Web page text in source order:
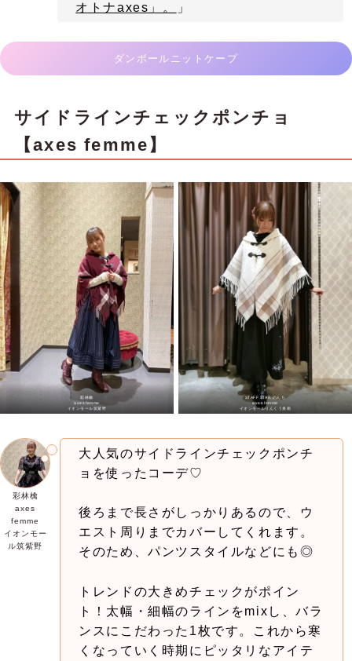
オトナaxes」。
」
ダンボールニットケープ
サイドラインチェックポンチョ
【axes femme】
彩林檎
axes femme
イオンモール筑紫野
STAFF STAR のんち
axes femme
イオンモールりんくう泉南
彩林檎
axes
femme
イオンモー
ル筑紫野
大人気のサイドラインチェックポンチ
ョを使ったコーデ♡
後ろまで長さがしっかりあるので、ウ
エスト周りまでカバーしてくれます。
そのため、パンツスタイルなどにも◎
トレンドの大きめチェックがポイン
ト！太幅・細幅のラインをmixし、バラ
ンスにこだわった1枚です。これから寒
くなっていく時期にピッタリなアイテ